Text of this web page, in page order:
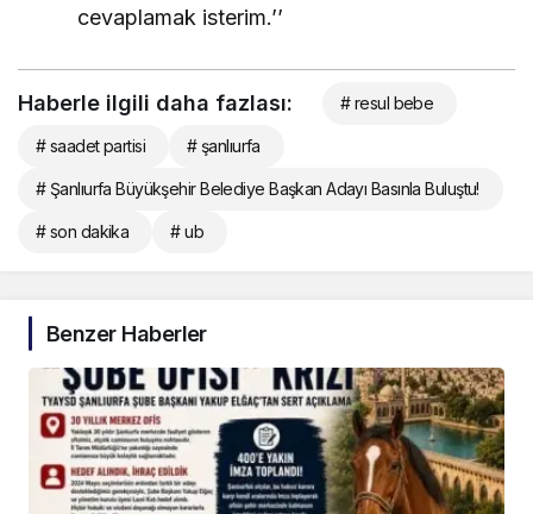
cevaplamak isterim.’’
Haberle ilgili daha fazlası: # resul bebe
# saadet partisi # şanlıurfa
# Şanlıurfa Büyükşehir Belediye Başkan Adayı Basınla Buluştu!
# son dakika # ub
Benzer Haberler